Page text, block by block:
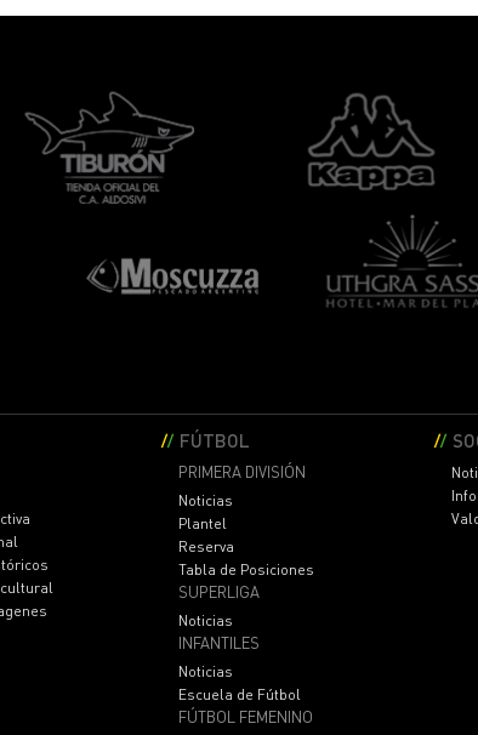
cultural
FÚTBOL
PRIMERA DIVISIÓN
Noticias
Plantel
Reserva
Tabla de Posiciones
SUPERLIGA
Noticias
INFANTILES
Noticias
Escuela de Fútbol
FÚTBOL FEMENINO